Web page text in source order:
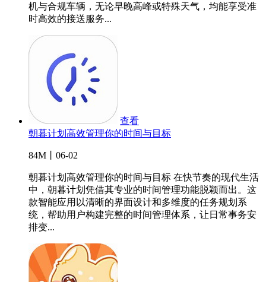
机与合规车辆，无论早晚高峰或特殊天气，均能享受准
时高效的接送服务...
查看
朝暮计划高效管理你的时间与目标
84M丨06-02
朝暮计划高效管理你的时间与目标 在快节奏的现代生活
中，朝暮计划凭借其专业的时间管理功能脱颖而出。这
款智能应用以清晰的界面设计和多维度的任务规划系
统，帮助用户构建完整的时间管理体系，让日常事务安
排变...